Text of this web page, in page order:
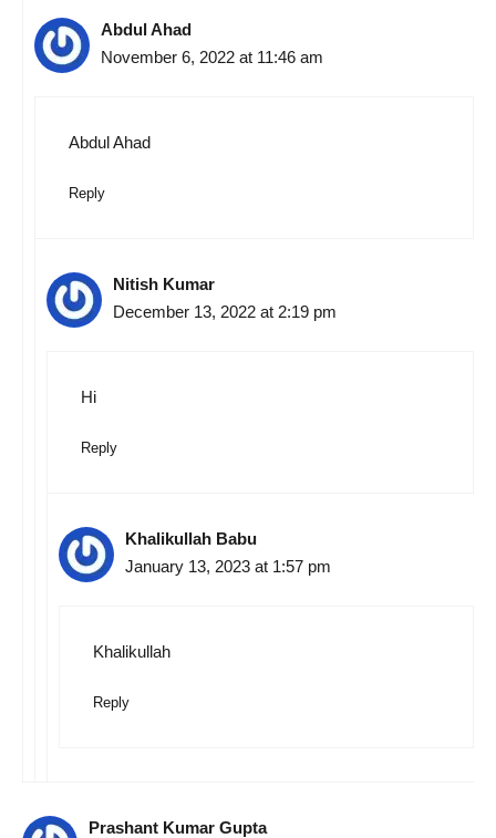
Abdul Ahad
November 6, 2022 at 11:46 am
Abdul Ahad
Reply
Nitish Kumar
December 13, 2022 at 2:19 pm
Hi
Reply
Khalikullah Babu
January 13, 2023 at 1:57 pm
Khalikullah
Reply
Prashant Kumar Gupta